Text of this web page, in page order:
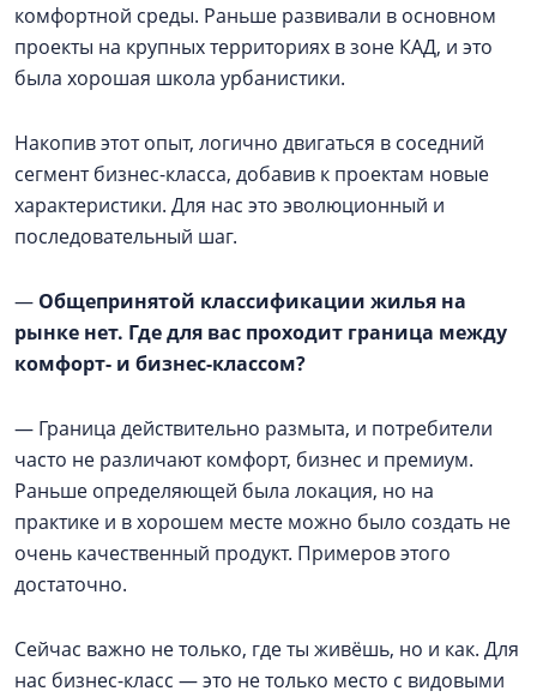
комфортной среды. Раньше развивали в основном
проекты на крупных территориях в зоне КАД, и это
была хорошая школа урбанистики.
Накопив этот опыт, логично двигаться в соседний
сегмент бизнес-класса, добавив к проектам новые
характеристики. Для нас это эволюционный и
последовательный шаг.
— Общепринятой классификации жилья на
рынке нет. Где для вас проходит граница между
комфорт- и бизнес-классом?
— Граница действительно размыта, и потребители
часто не различают комфорт, бизнес и премиум.
Раньше определяющей была локация, но на
практике и в хорошем месте можно было создать не
очень качественный продукт. Примеров этого
достаточно.
Сейчас важно не только, где ты живёшь, но и как. Для
нас бизнес-класс — это не только место с видовыми